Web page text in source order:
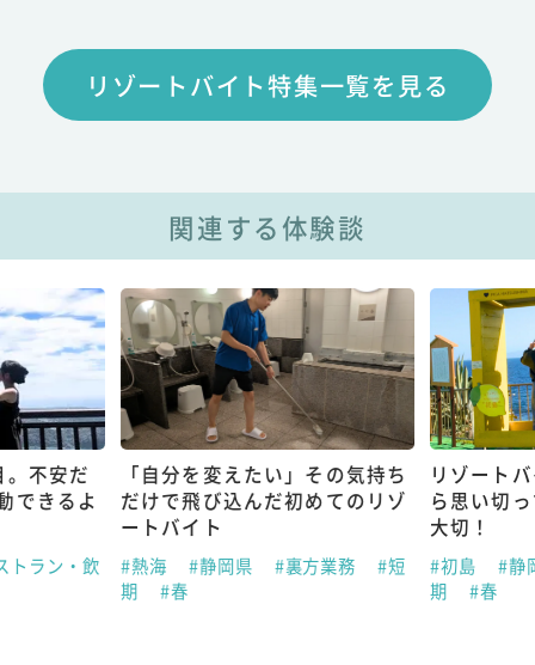
リゾートバイト特集一覧を見る
関連する体験談
不安だ
できるよ
トラン・飲
「自分を変えたい」その気持ち
だけで飛び込んだ初めてのリゾ
ートバイト
#熱海 #静岡県 #裏方業務
#短
期
#春
リゾート
ら思い切
大切！
#初島
#静
期
#春